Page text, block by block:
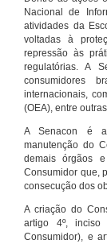
Nacional de
atividades da
voltadas à
repressão às
regulatórias. A
consumidores
internacionais,
(OEA), entre
A Senacon é a
manutenção do
demais órgãos
Consumidor que,
consecução dos
A criação do
artigo 4º,
Consumidor), e